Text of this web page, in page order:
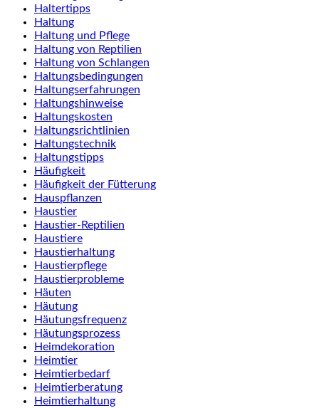
Haltertipps
Haltung
Haltung und Pflege
Haltung von Reptilien
Haltung von Schlangen
Haltungsbedingungen
Haltungserfahrungen
Haltungshinweise
Haltungskosten
Haltungsrichtlinien
Haltungstechnik
Haltungstipps
Häufigkeit
Häufigkeit der Fütterung
Hauspflanzen
Haustier
Haustier-Reptilien
Haustiere
Haustierhaltung
Haustierpflege
Haustierprobleme
Häuten
Häutung
Häutungsfrequenz
Häutungsprozess
Heimdekoration
Heimtier
Heimtierbedarf
Heimtierberatung
Heimtierhaltung